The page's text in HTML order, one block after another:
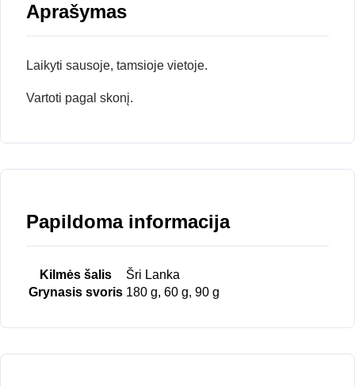
Aprašymas
Laikyti sausoje, tamsioje vietoje.
Vartoti pagal skonį.
Papildoma informacija
Kilmės šalis
Šri Lanka
Grynasis svoris 180 g, 60 g, 90 g